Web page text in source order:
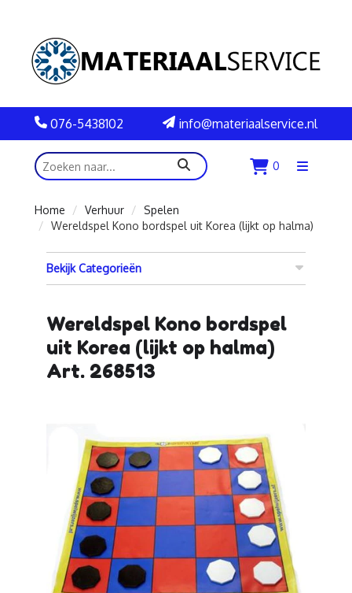
076-5438102 info@materiaalservice.nl
zoeken 0
Menu
Home
Verhuur
Spelen
Wereldspel Kono bordspel uit Korea (lijkt op halma)
Bekijk Categorieën
Wereldspel Kono bordspel
uit Korea (lijkt op halma)
Art. 268513